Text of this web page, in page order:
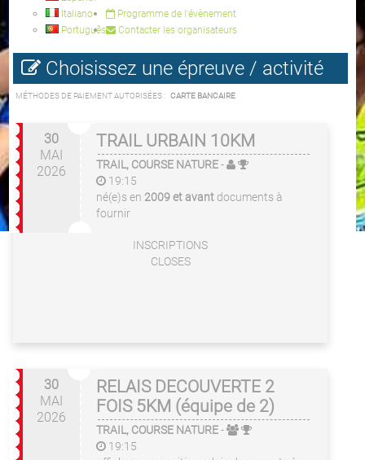
Italiano
Português
Programme de l'évènement
Contacter les organisateurs
Choisissez une épreuve / activité
MÉTHODES DE PAIEMENT AUTORISÉES : CARTE BANCAIRE
30
MAI
2026
TRAIL URBAIN 10KM
TRAIL, COURSE NATURE-
19:15
né(e)s en 2009 et avant documents à
fournir
INSCRIPTIONS
CLOSES
30
MAI
2026
RELAIS DECOUVERTE 2
FOIS 5KM (équipe de 2)
TRAIL, COURSE NATURE-
19:15